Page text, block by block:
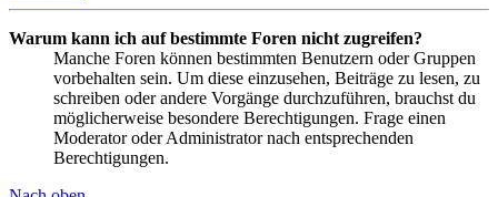
Warum kann ich auf bestimmte Foren nicht zugreifen?
Manche Foren können bestimmten Benutzern oder Gruppen
vorbehalten sein. Um diese einzusehen, Beiträge zu lesen, zu
schreiben oder andere Vorgänge durchzuführen, brauchst du
möglicherweise besondere Berechtigungen. Frage einen
Moderator oder Administrator nach entsprechenden
Berechtigungen.